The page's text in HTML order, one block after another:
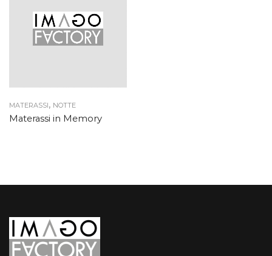
MATERASSI, NOTTE
Materassi in Memory